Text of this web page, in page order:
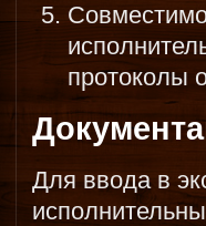
протоколы
Для ввода в